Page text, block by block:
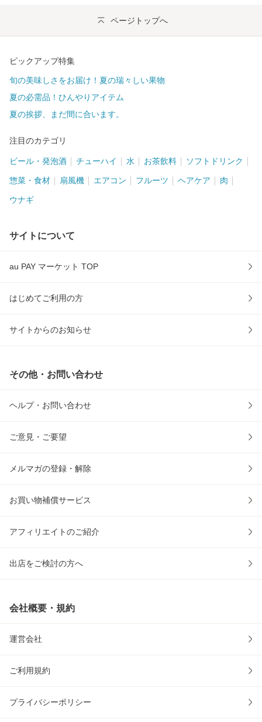
ページトップへ
ピックアップ特集
旬の美味しさをお届け！夏の瑞々しい果物
夏の必需品！ひんやりアイテム
夏の挨拶、まだ間に合います。
注目のカテゴリ
ビール・発泡酒 チューハイ 水 お茶飲料 ソフトドリンク
惣菜・食材 扇風機 エアコン フルーツ ヘアケア 肉
ウナギ
サイトについて
au PAY マーケット TOP
はじめてご利用の方
サイトからのお知らせ
その他・お問い合わせ
ヘルプ・お問い合わせ
ご意見・ご要望
メルマガの登録・解除
お買い物補償サービス
アフィリエイトのご紹介
出店をご検討の方へ
会社概要・規約
運営会社
ご利用規約
プライバシーポリシー